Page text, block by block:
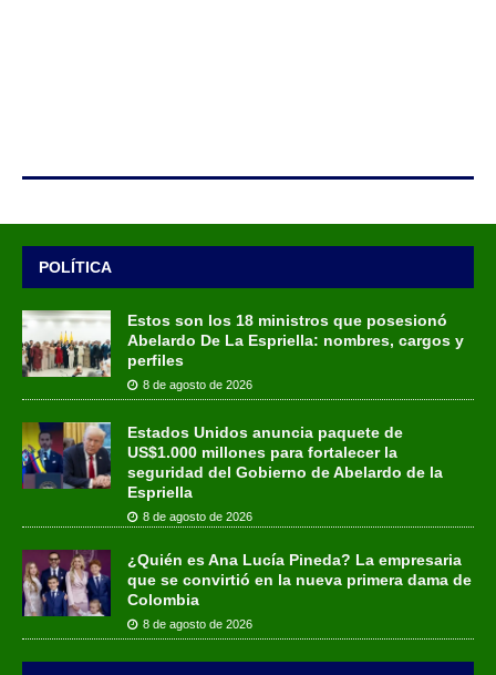
POLÍTICA
Estos son los 18 ministros que posesionó
Abelardo De La Espriella: nombres, cargos y
perfiles
8 de agosto de 2026
Estados Unidos anuncia paquete de
US$1.000 millones para fortalecer la
seguridad del Gobierno de Abelardo de la
Espriella
8 de agosto de 2026
¿Quién es Ana Lucía Pineda? La empresaria
que se convirtió en la nueva primera dama de
Colombia
8 de agosto de 2026